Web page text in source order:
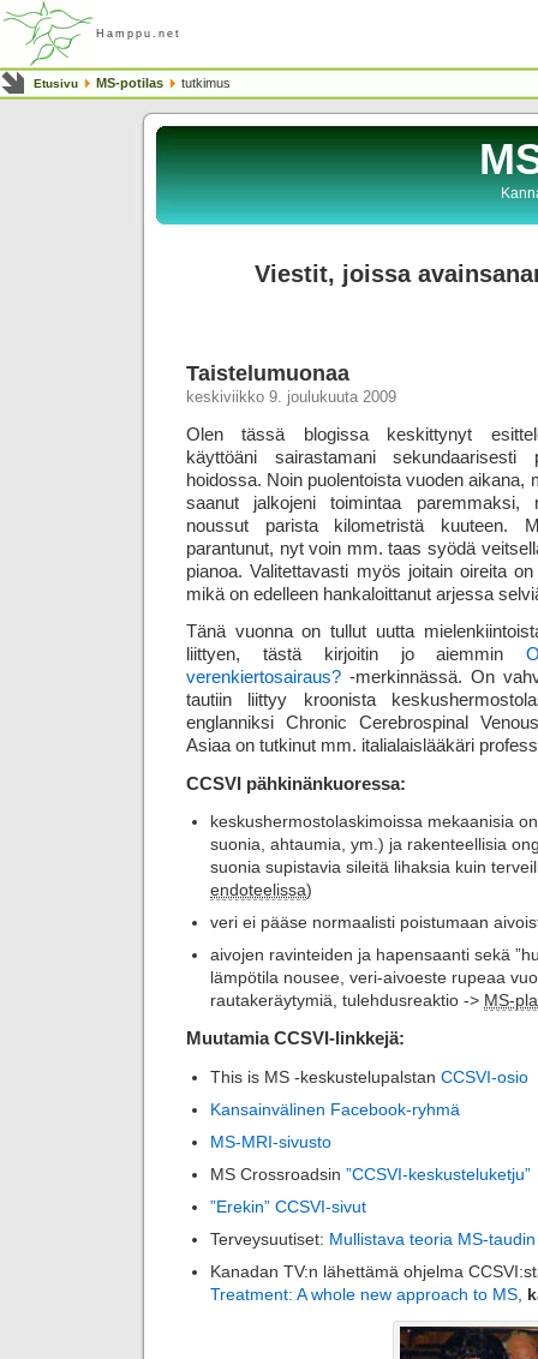
Hamppu.net
Etusivu MS-potilas tutkimus
Viestit, joissa
Taistelumuonaa
keskiviikko 9. joulukuuta 2009
Olen tässä blogissa keskittynyt
käyttöäni sairastamani sekundaarisesti
hoidossa. Noin puolentoista vuoden aikana,
saanut jalkojeni toimintaa paremmaksi,
noussut parista kilometristä kuuteen.
parantunut, nyt voin mm. taas syödä
pianoa. Valitettavasti myös joitain oireita
mikä on edelleen hankaloittanut arjessa
Tänä vuonna on tullut uutta
liittyen, tästä kirjoitin jo aiemmin
verenkiertosairaus? -merkinnässä. On
tautiin liittyy kroonista
englanniksi Chronic Cerebrospinal
Asiaa on tutkinut mm. italialaislääkäri
CCSVI pähkinänkuoressa:
keskushermostolaskimoissa mekaanisia
suonia, ahtaumia, ym.) ja rakenteellisia
suonia supistavia sileitä lihaksia kuin
endoteelissa)
veri ei pääse normaalisti poistumaan
aivojen ravinteiden ja hapensaanti sekä
lämpötila nousee, veri-aivoeste rupeaa
rautakeräytymiä, tulehdusreaktio -> MS-
Muutamia CCSVI-linkkejä:
This is MS -keskustelupalstan CCSVI-osio
Kansainvälinen Facebook-ryhmä
MS-MRI-sivusto
MS Crossroadsin ”CCSVI-keskusteluketju”
”Erekin” CCSVI-sivut
Terveysuutiset: Mullistava teoria MS-
Kanadan TV:n lähettämä ohjelma
Treatment: A whole new approach to MS